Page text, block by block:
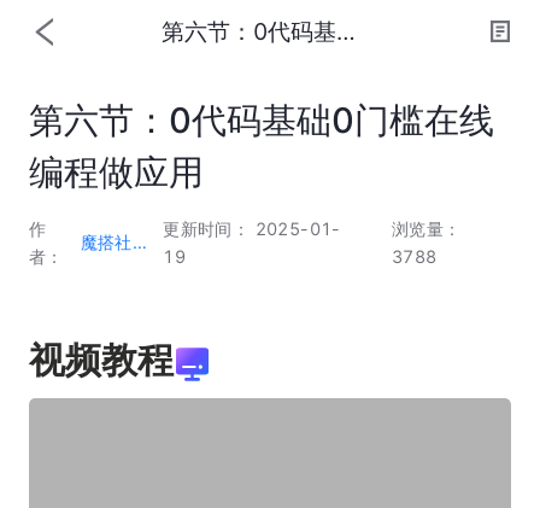
第六节：0代码基础0门槛在线编程做应用
第六节：0代码基础0门槛在线
编程做应用
作
者：
魔搭社区编辑部
更新时间： 2025-01-
19
浏览量：
3788
视频教程